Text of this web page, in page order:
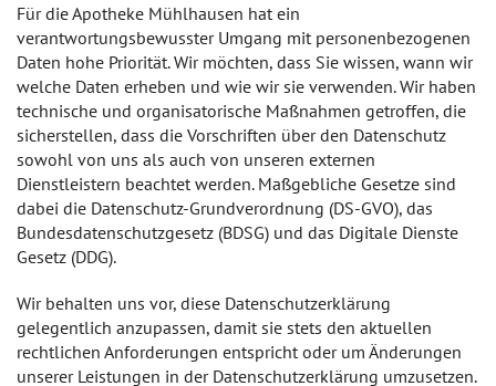
Für die Apotheke Mühlhausen hat ein
verantwortungsbewusster Umgang mit personenbezogenen
Daten hohe Priorität. Wir möchten, dass Sie wissen, wann wir
welche Daten erheben und wie wir sie verwenden. Wir haben
technische und organisatorische Maßnahmen getroffen, die
sicherstellen, dass die Vorschriften über den Datenschutz
sowohl von uns als auch von unseren externen
Dienstleistern beachtet werden. Maßgebliche Gesetze sind
dabei die Datenschutz-Grundverordnung (DS-GVO), das
Bundesdatenschutzgesetz (BDSG) und das Digitale Dienste
Gesetz (DDG).
Wir behalten uns vor, diese Datenschutzerklärung
gelegentlich anzupassen, damit sie stets den aktuellen
rechtlichen Anforderungen entspricht oder um Änderungen
unserer Leistungen in der Datenschutzerklärung umzusetzen.